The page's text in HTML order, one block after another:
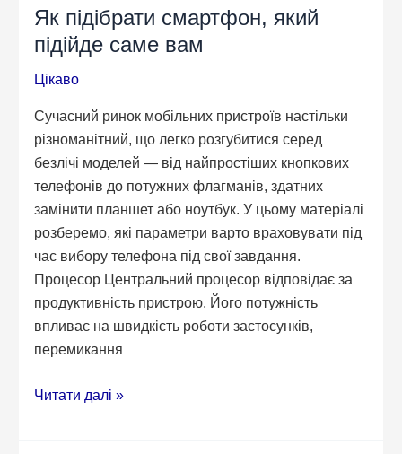
Як підібрати смартфон, який
підійде саме вам
Цікаво
Сучасний ринок мобільних пристроїв настільки
різноманітний, що легко розгубитися серед
безлічі моделей — від найпростіших кнопкових
телефонів до потужних флагманів, здатних
замінити планшет або ноутбук. У цьому матеріалі
розберемо, які параметри варто враховувати під
час вибору телефона під свої завдання.
Процесор Центральний процесор відповідає за
продуктивність пристрою. Його потужність
впливає на швидкість роботи застосунків,
перемикання
Як
Читати далі »